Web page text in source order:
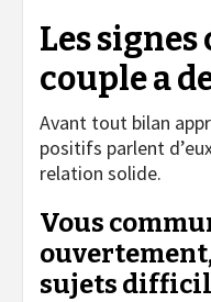
Les
couple a
Avant tout bilan
positifs parlent
relation solide.
Vous
sujets